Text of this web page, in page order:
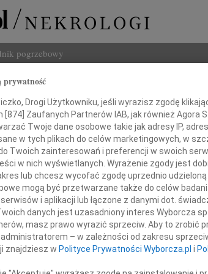
pogrzebowy
Kwoka
27 kwietnia 2017 roku odszedł
Stanisław Kwoka
prywatność
Drogi Użytkowniku, jeśli wyrazisz zgodę
[874] Zaufanych Partnerów IAB, jak również Agora
Twoje dane osobowe takie jak adresy IP,
w tych plikach do celów marketingowych, w
Twoich zainteresowań i preferencji w swoich
w nich wyświetlanych. Wyrażenie zgody jest
lub chcesz wycofać zgodę uprzednio udzieloną
mogą być przetwarzane także do celów
i aplikacji lub łączone z danymi dot.
danych jest uzasadniony interes Wyborcza sp.
masz prawo wyrazić sprzeciw. Aby to zrobić
– w zależności od zakresu
znajdziesz w Polityce Prywatności Wyborcza.pl i